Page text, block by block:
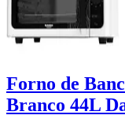
Forno de
Branco 44L